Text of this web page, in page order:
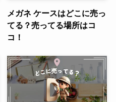
メガネ ケースはどこに売っ
てる？売ってる場所はコ
コ！